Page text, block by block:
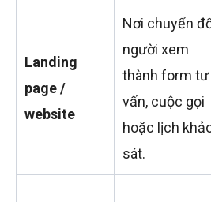
Landing
page /
website
Nơi chuyển
người xem
thành form tư
vấn, cuộc gọi
hoặc lịch
sát.